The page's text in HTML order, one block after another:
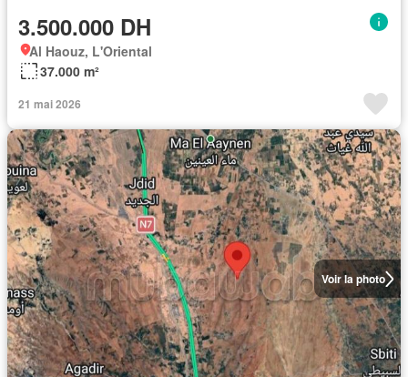
3.500.000 DH
Al Haouz, L'Oriental
37.000 m²
21 mai 2026
Voir la photo